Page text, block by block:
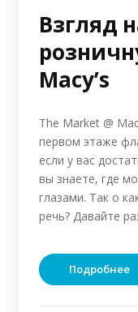
Взгляд
Macy’s
The Market @
первом этаже
если у вас
вы знаете, где
глазами. Так о
речь? Давайте
Подробнее